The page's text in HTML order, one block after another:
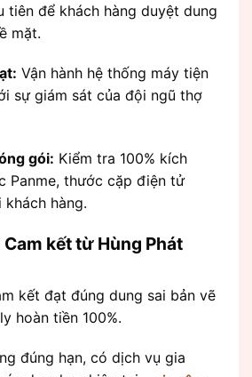
tiên để khách hàng duyệt dung
mặt.
Vận hành hệ thống máy tiện
sự giám sát của đội ngũ thợ
gói: Kiểm tra 100% kích
Panme, thước cặp điện tử
hàng.
kết từ Hùng Phát
kết đạt đúng dung sai bản vẽ
hoàn tiền 100%.
đúng hạn, có dịch vụ gia